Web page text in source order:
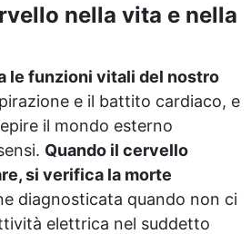
nella vita e nella
le funzioni vitali del nostro
e il battito cardiaco, e
il mondo esterno
Quando il cervello
si verifica la morte
diagnosticata quando non ci
elettrica nel suddetto